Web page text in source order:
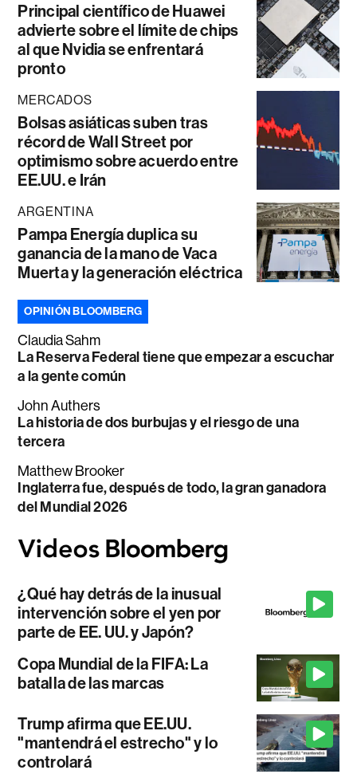
Principal científico de Huawei
advierte sobre el límite de chips
al que Nvidia se enfrentará
pronto
MERCADOS
Bolsas asiáticas suben tras
récord de Wall Street por
optimismo sobre acuerdo entre
EE.UU. e Irán
ARGENTINA
Pampa Energía duplica su
ganancia de la mano de Vaca
Muerta y la generación eléctrica
OPINIÓN BLOOMBERG
Claudia Sahm
La Reserva Federal tiene que empezar a escuchar
a la gente común
John Authers
La historia de dos burbujas y el riesgo de una
tercera
Matthew Brooker
Inglaterra fue, después de todo, la gran ganadora
del Mundial 2026
¿Qué hay detrás de la inusual
intervención sobre el yen por
parte de EE. UU. y Japón?
Copa Mundial de la FIFA: La
batalla de las marcas
Trump afirma que EE.UU.
"mantendrá el estrecho" y lo
controlará